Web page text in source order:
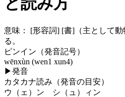
意味：
[形容詞] [書]（主として
る。
ピンイン（発音記号）
wēnxùn (wen1 xun4)
▶発音
カタカナ読み（発音の目安）
ウ（ェ）ン シ（ュ）ィン